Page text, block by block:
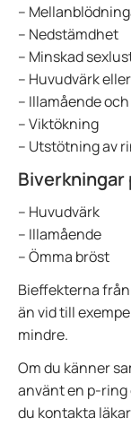
–
– Nedstämdhet
– Minskad
– Huvudvärk
– Illamående och
– Viktökning
– Utstötning av
– Huvudvärk
– Illamående
– Ömma bröst
Bieffekterna
än vid till
mindre.
Om du känner
använt en p-ring
du kontakta